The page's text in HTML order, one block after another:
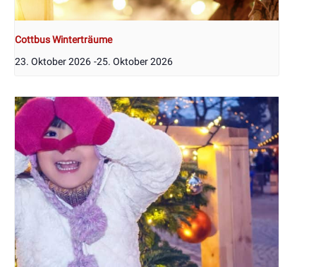
Cottbus Winterträume
23. Oktober 2026 -25. Oktober 2026